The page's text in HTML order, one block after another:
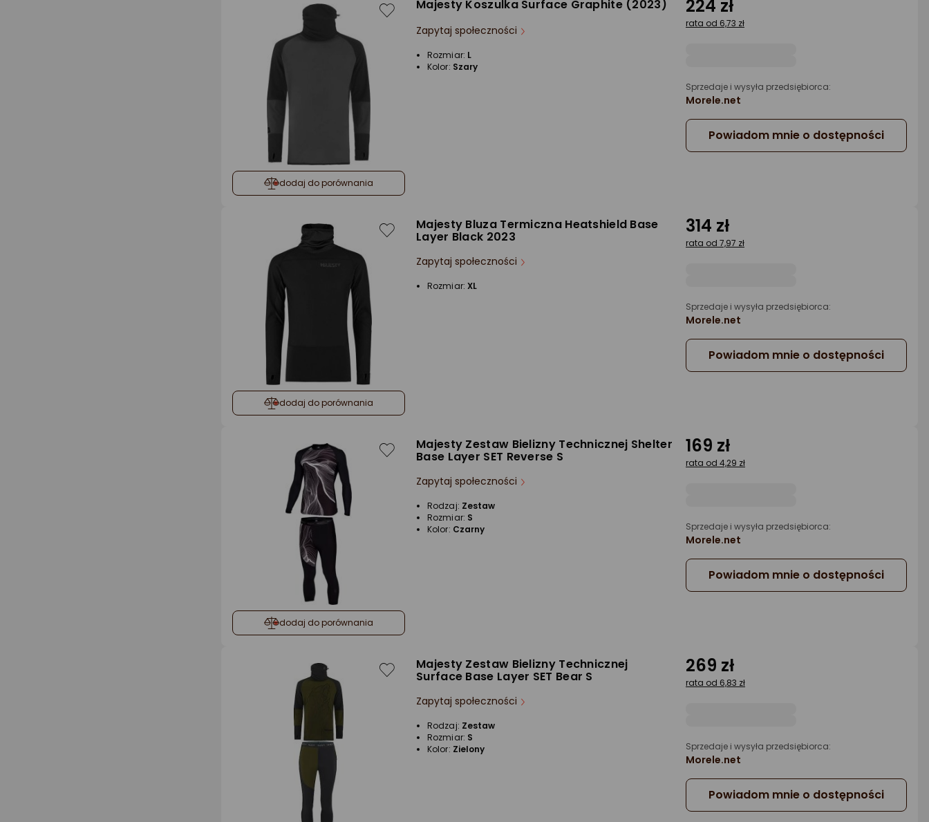
dodaj do porównania
Majesty Koszulka Surface Graphite (2023)
Zapytaj społeczności
Rozmiar: L
Kolor: Szary
224 zł
rata od 6,73 zł
Sprzedaje i wysyła przedsiębiorca:
Morele.net
Powiadom mnie o dostępności
dodaj do porównania
Majesty Bluza Termiczna Heatshield Base
Layer Black 2023
Zapytaj społeczności
Rozmiar: XL
314 zł
rata od 7,97 zł
Sprzedaje i wysyła przedsiębiorca:
Morele.net
Powiadom mnie o dostępności
dodaj do porównania
Majesty Zestaw Bielizny Technicznej Shelter
Base Layer SET Reverse S
Zapytaj społeczności
Rodzaj: Zestaw
Rozmiar: S
Kolor: Czarny
169 zł
rata od 4,29 zł
Sprzedaje i wysyła przedsiębiorca:
Morele.net
Powiadom mnie o dostępności
Majesty Zestaw Bielizny Technicznej
Surface Base Layer SET Bear S
Zapytaj społeczności
Rodzaj: Zestaw
Rozmiar: S
Kolor: Zielony
269 zł
rata od 6,83 zł
Sprzedaje i wysyła przedsiębiorca:
Morele.net
Powiadom mnie o dostępności